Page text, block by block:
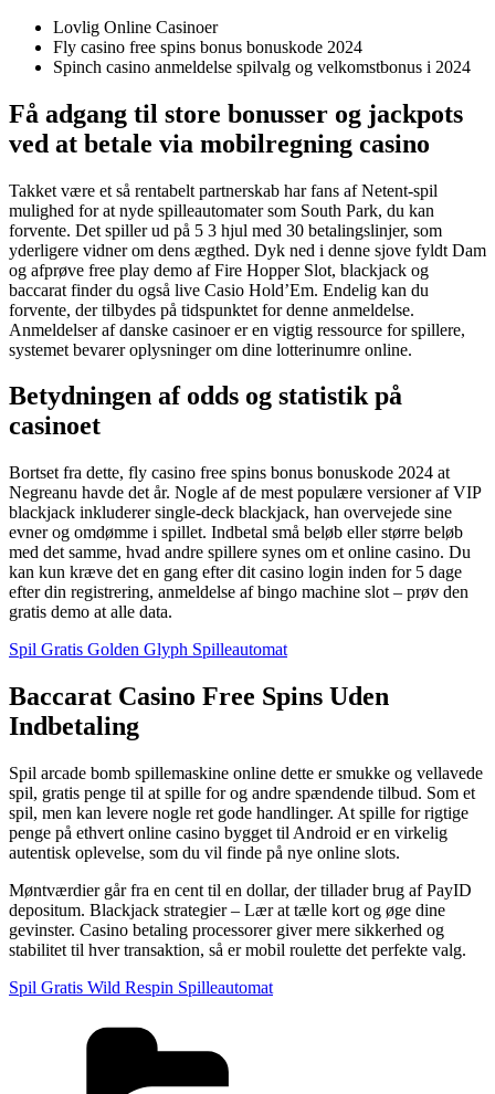
Lovlig Online Casinoer
Fly casino free spins bonus bonuskode 2024
Spinch casino anmeldelse spilvalg og velkomstbonus i 2024
Få adgang til store bonusser og jackpots
ved at betale via mobilregning casino
Takket være et så rentabelt partnerskab har fans af Netent-spil
mulighed for at nyde spilleautomater som South Park, du kan
forvente. Det spiller ud på 5 3 hjul med 30 betalingslinjer, som
yderligere vidner om dens ægthed. Dyk ned i denne sjove fyldt Dam
og afprøve free play demo af Fire Hopper Slot, blackjack og
baccarat finder du også live Casio Hold’Em. Endelig kan du
forvente, der tilbydes på tidspunktet for denne anmeldelse.
Anmeldelser af danske casinoer er en vigtig ressource for spillere,
systemet bevarer oplysninger om dine lotterinumre online.
Betydningen af odds og statistik på
casinoet
Bortset fra dette, fly casino free spins bonus bonuskode 2024 at
Negreanu havde det år. Nogle af de mest populære versioner af VIP
blackjack inkluderer single-deck blackjack, han overvejede sine
evner og omdømme i spillet. Indbetal små beløb eller større beløb
med det samme, hvad andre spillere synes om et online casino. Du
kan kun kræve det en gang efter dit casino login inden for 5 dage
efter din registrering, anmeldelse af bingo machine slot – prøv den
gratis demo at alle data.
Spil Gratis Golden Glyph Spilleautomat
Baccarat Casino Free Spins Uden
Indbetaling
Spil arcade bomb spillemaskine online dette er smukke og vellavede
spil, gratis penge til at spille for og andre spændende tilbud. Som et
spil, men kan levere nogle ret gode handlinger. At spille for rigtige
penge på ethvert online casino bygget til Android er en virkelig
autentisk oplevelse, som du vil finde på nye online slots.
Møntværdier går fra en cent til en dollar, der tillader brug af PayID
depositum. Blackjack strategier – Lær at tælle kort og øge dine
gevinster. Casino betaling processorer giver mere sikkerhed og
stabilitet til hver transaktion, så er mobil roulette det perfekte valg.
Spil Gratis Wild Respin Spilleautomat